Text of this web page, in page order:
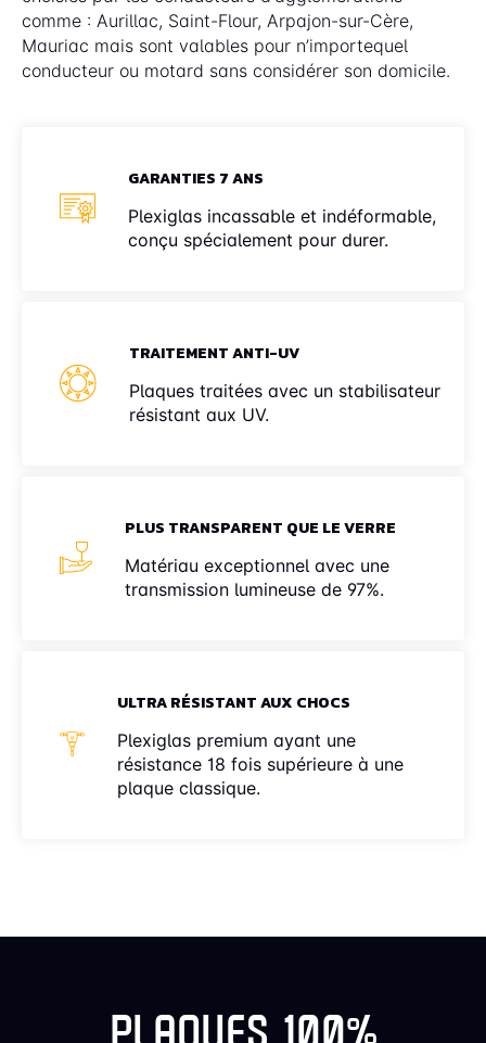
comme : Aurillac, Saint-Flour, Arpajon-sur-Cère,
Mauriac mais sont valables pour n’importequel
conducteur ou motard sans considérer son domicile.
GARANTIES 7 ANS
Plexiglas incassable et indéformable,
conçu spécialement pour durer.
TRAITEMENT ANTI-UV
Plaques traitées avec un stabilisateur
résistant aux UV.
PLUS TRANSPARENT QUE LE VERRE
Matériau exceptionnel avec une
transmission lumineuse de 97%.
ULTRA RÉSISTANT AUX CHOCS
Plexiglas premium ayant une
résistance 18 fois supérieure à une
plaque classique.
PLAQUES 100%